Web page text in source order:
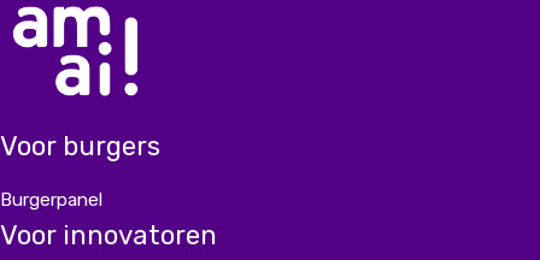
Voor burgers
Burgerpanel
Voor innovatoren